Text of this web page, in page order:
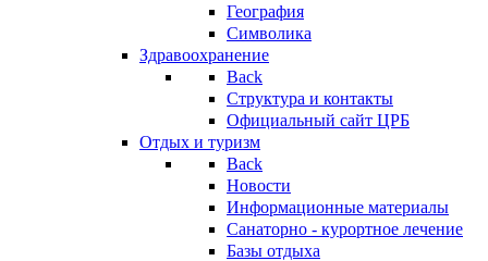
География
Символика
Здравоохранение
Back
Структура и контакты
Официальный сайт ЦРБ
Отдых и туризм
Back
Новости
Информационные материалы
Санаторно - курортное лечение
Базы отдыха